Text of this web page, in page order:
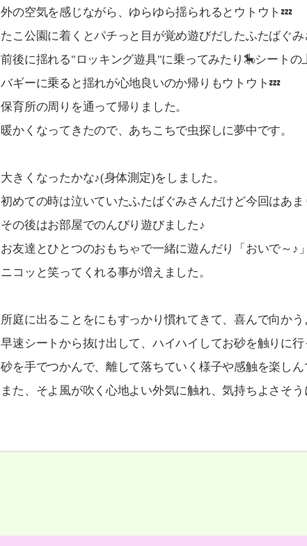
外の空気を感じながら、ゆらゆら揺られるとウトウト💤
たこ公園に着くとパチっと目が覚め遊びだしたふたばぐみ
前後に揺れる"ロッキング遊具"に乗ってみたり🎠シートの
バギーに乗ると揺れが心地良いのか帰りもウトウト💤
保育所の周りを通って帰りました。
暖かくなってきたので、あちこちで虫探しに夢中です。
大きくなったかな♪(身体測定)をしました。
初めての時は泣いていたふたばぐみさんだけど今回はあ
その後はお部屋でのんびり遊びました♪
お友達とひとつのおもちゃで一緒に遊んだり「おいで～
ニコッと笑ってくれる事が増えました。
所庭に出ることをにもすっかり慣れてきて、喜んで向かう
早速シートから抜け出して、ハイハイしてお砂を触りに行
砂を手でつかんで、離して落ちていく様子や感触を楽しん
また、そよ風が吹く心地よい外気に触れ、気持ちよさそう